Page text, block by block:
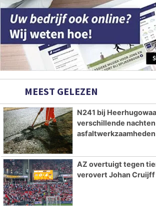
MEEST GELEZEN
N241 bij
verschillende
asfaltwerkzaamheden
AZ overtuigt tegen
verovert Johan Cruijff